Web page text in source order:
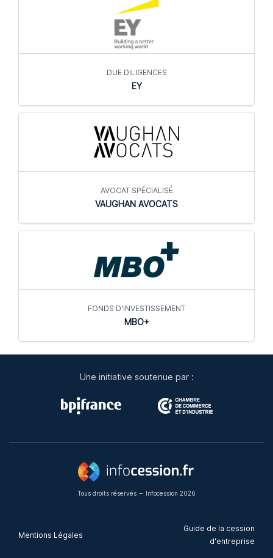
DUE DILIGENCES
EY
AVOCAT SPÉCIALISÉ
VAUGHAN AVOCATS
FONDS D'INVESTISSEMENT
MBO+
Une initiative soutenue par :
Mentions Légales
Guide de la cession
d'entreprise
Tous droits réservés – Infocession 2026